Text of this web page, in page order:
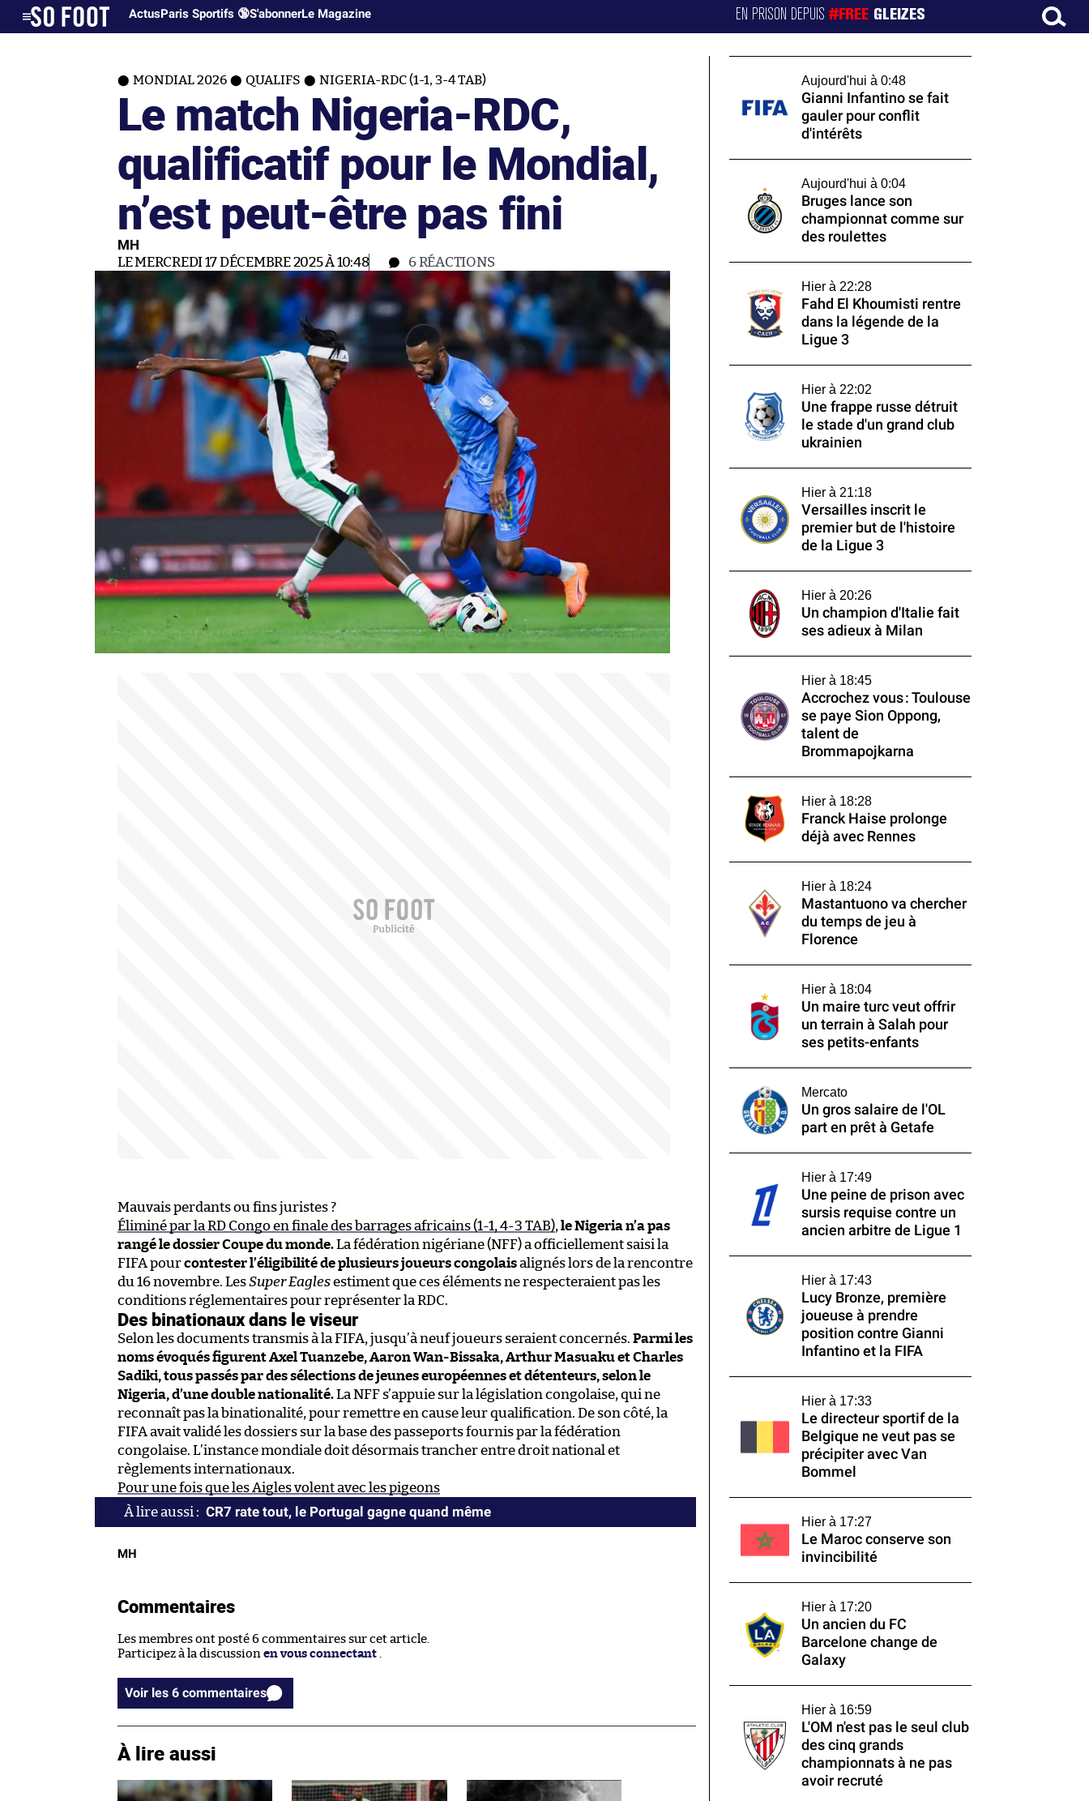
ActusParis Sportifs 🔞S'abonnerLe Magazine EN PRISON DEPUIS#FREE GLEIZES
MONDIAL 2026 QUALIFS NIGERIA-RDC (1-1, 3-4 TAB)
Le match Nigeria-RDC,
qualificatif pour le Mondial,
n’est peut-être pas fini
MH
LE MERCREDI 17 DÉCEMBRE 2025 À 10:48 6RÉACTIONS
Mauvais perdants ou fins juristes ?
Éliminé par la RD Congo en finale des barrages africains (1-1, 4-3 TAB), le Nigeria n’a pas
rangé le dossier Coupe du monde.La fédération nigériane (NFF) a officiellement saisi la
FIFA pourcontester l’éligibilité de plusieurs joueurs congolaisalignés lors de la rencontre
du 16 novembre. LesSuper Eaglesestiment que ces éléments ne respecteraient pas les
conditions réglementaires pour représenter la RDC.
Des binationaux dans le viseur
Selon les documents transmis à la FIFA, jusqu’à neuf joueurs seraient concernés. Parmi les
noms évoqués figurent Axel Tuanzebe, Aaron Wan-Bissaka, Arthur Masuaku et Charles
Sadiki, tous passés par des sélections de jeunes européennes et détenteurs, selon le
Nigeria, d’une double nationalité.La NFF s’appuie sur la législation congolaise, qui ne
reconnaît pas la binationalité, pour remettre en cause leur qualification. De son côté, la
FIFA avait validé les dossiers sur la base des passeports fournis par la fédération
congolaise. L’instance mondiale doit désormais trancher entre droit national et
règlements internationaux.
Pour une fois que les Aigles volent avec les pigeons
CR7 rate tout, le Portugal gagne quand même
MH
Commentaires
Les membres ont posté 6 commentaires sur cet article.
Participez à la discussion en vous connectant .
Voir les 6 commentaires
À lire aussi
Aujourd'hui à 0:48
Gianni Infantino se fait
gauler pour conflit
d'intérêts
Aujourd'hui à 0:04
Bruges lance son
championnat comme sur
des roulettes
Hier à 22:28
Fahd El Khoumisti rentre
dans la légende de la
Ligue 3
Hier à 22:02
Une frappe russe détruit
le stade d'un grand club
ukrainien
Hier à 21:18
Versailles inscrit le
premier but de l'histoire
de la Ligue 3
Hier à 20:26
Un champion d'Italie fait
ses adieux à Milan
Hier à 18:45
Accrochez vous : Toulouse
se paye Sion Oppong,
talent de
Brommapojkarna
Hier à 18:28
Franck Haise prolonge
déjà avec Rennes
Hier à 18:24
Mastantuono va chercher
du temps de jeu à
Florence
Hier à 18:04
Un maire turc veut offrir
un terrain à Salah pour
ses petits-enfants
Mercato
Un gros salaire de l'OL
part en prêt à Getafe
Hier à 17:49
Une peine de prison avec
sursis requise contre un
ancien arbitre de Ligue 1
Hier à 17:43
Lucy Bronze, première
joueuse à prendre
position contre Gianni
Infantino et la FIFA
Hier à 17:33
Le directeur sportif de la
Belgique ne veut pas se
précipiter avec Van
Bommel
Hier à 17:27
Le Maroc conserve son
invincibilité
Hier à 17:20
Un ancien du FC
Barcelone change de
Galaxy
Hier à 16:59
L'OM n'est pas le seul club
des cinq grands
championnats à ne pas
avoir recruté